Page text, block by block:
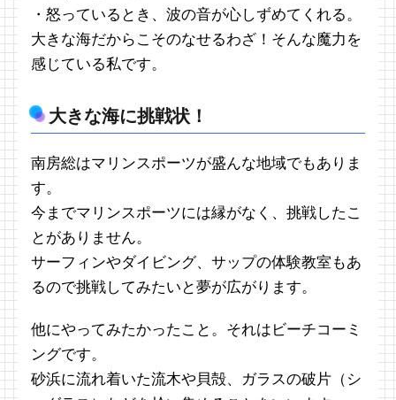
・怒っているとき、波の音が心しずめてくれる。
大きな海だからこそのなせるわざ！そんな魔力を
感じている私です。
大きな海に挑戦状！
南房総はマリンスポーツが盛んな地域でもありま
す。
今までマリンスポーツには縁がなく、挑戦したこ
とがありません。
サーフィンやダイビング、サップの体験教室もあ
るので挑戦してみたいと夢が広がります。
他にやってみたかったこと。それはビーチコーミ
ングです。
砂浜に流れ着いた流木や貝殻、ガラスの破片（シ